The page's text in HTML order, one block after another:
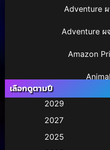
Adventure
Adventure ผ
Amazon
Animal
Animation ก
เลือกดูตามปี
2029
2027
2025